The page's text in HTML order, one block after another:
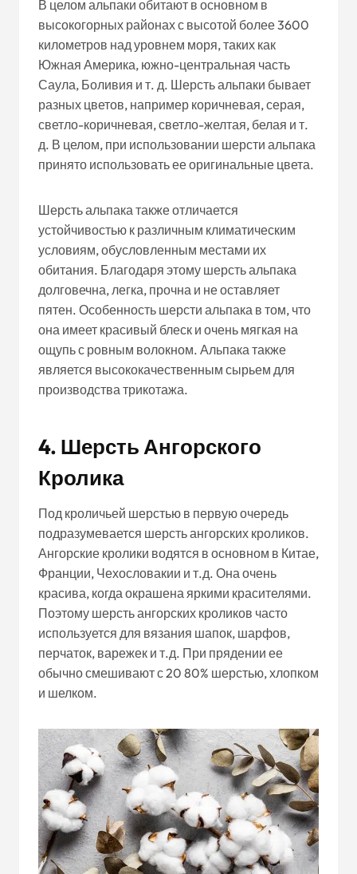
В целом альпаки обитают в основном в
высокогорных районах с высотой более 3600
километров над уровнем моря, таких как
Южная Америка, южно-центральная часть
Саула, Боливия и т. д. Шерсть альпаки бывает
разных цветов, например коричневая, серая,
светло-коричневая, светло-желтая, белая и т.
д. В целом, при использовании шерсти альпака
принято использовать ее оригинальные цвета.
Шерсть альпака также отличается
устойчивостью к различным климатическим
условиям, обусловленным местами их
обитания. Благодаря этому шерсть альпака
долговечна, легка, прочна и не оставляет
пятен. Особенность шерсти альпака в том, что
она имеет красивый блеск и очень мягкая на
ощупь с ровным волокном. Альпака также
является высококачественным сырьем для
производства трикотажа.
4. Шерсть Ангорского
Кролика
Под кроличьей шерстью в первую очередь
подразумевается шерсть ангорских кроликов.
Ангорские кролики водятся в основном в Китае,
Франции, Чехословакии и т.д. Она очень
красива, когда окрашена яркими красителями.
Поэтому шерсть ангорских кроликов часто
используется для вязания шапок, шарфов,
перчаток, варежек и т.д. При прядении ее
обычно смешивают с 20 80% шерстью, хлопком
и шелком.